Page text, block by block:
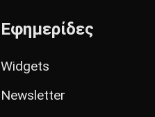
Εφημερίδες
Widgets
Newsletter